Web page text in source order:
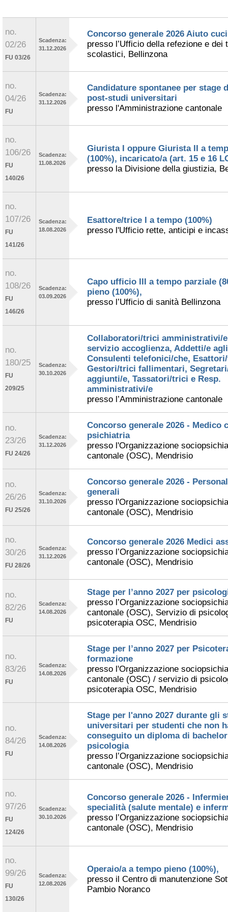
no.
02/26
FU 03/26
Scadenza:
31.12.2026
Concorso generale 2026 Aiuto
presso l’Ufficio della refezione e dei
scolastici, Bellinzona
no.
04/26
FU
Scadenza:
31.12.2026
Candidature spontanee per stage
post-studi universitari
presso l'Amministrazione cantonale
no.
106/26
FU
140/26
Scadenza:
11.08.2026
Giurista I oppure Giurista II a
(100%), incaricato/a (art. 15 e 16
presso la Divisione della giustizia,
no.
107/26
FU
141/26
Scadenza:
18.08.2026
Esattore/trice I a tempo (100%)
presso l'Ufficio rette, anticipi e
no.
108/26
FU
146/26
Scadenza:
03.09.2026
Capo ufficio III a tempo parziale
pieno (100%),
presso l’Ufficio di sanità Bellinzona
no.
180/25
FU
209/25
Scadenza:
30.10.2026
Collaboratori/trici amministrativi/
servizio accoglienza, Addetti/e
Consulenti telefonici/che,
Gestori/trici fallimentari,
aggiunti/e, Tassatori/trici e Resp.
amministrativi/e
presso l’Amministrazione cantonale
no.
23/26
FU 24/26
Scadenza:
31.12.2026
Concorso generale 2026 - Medico
psichiatria
presso l'Organizzazione
cantonale (OSC), Mendrisio
no.
26/26
FU 25/26
Scadenza:
31.10.2026
Concorso generale 2026 -
generali
presso l'Organizzazione
cantonale (OSC), Mendrisio
no.
30/26
FU 28/26
Scadenza:
31.12.2026
Concorso generale 2026 Medici
presso l’Organizzazione
cantonale (OSC), Mendrisio
no.
82/26
FU
Scadenza:
14.08.2026
Stage per l’anno 2027 per
presso l’Organizzazione
cantonale (OSC), Servizio di
psicoterapia OSC, Mendrisio
no.
83/26
FU
Scadenza:
14.08.2026
Stage per l’anno 2027 per
formazione
presso l'Organizzazione
cantonale (OSC) / servizio di
psicoterapia OSC, Mendrisio
no.
84/26
FU
Scadenza:
14.08.2026
Stage per l'anno 2027 durante gli
universitari per studenti che non
conseguito un diploma di
psicologia
presso l’Organizzazione
cantonale (OSC), Mendrisio
no.
97/26
FU
124/26
Scadenza:
30.10.2026
Concorso generale 2026 -
specialità (salute mentale) e
presso l’Organizzazione
cantonale (OSC), Mendrisio
no.
99/26
FU
130/26
Scadenza:
12.08.2026
Operaio/a a tempo pieno (100%),
presso il Centro di manutenzione
Pambio Noranco